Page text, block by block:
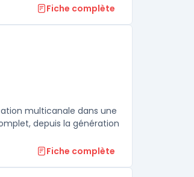
Fiche complète
cette catégorie
multicanale dans une
depuis la génération
Fiche complète